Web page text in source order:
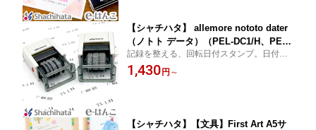
【シャチハタ】 allemore nototo dater
（ノトト データ）（PEL-DC1/H、PEL-
DC2/H） アレモア 西暦日付 欧文日付 ノ
ート スケジュール ライフログ 日記 ToD
記録を整える、回転日付スタンプ。日付は
西暦と欧文の2種類。印面サイズは18×3.6m
mとスリムで、スペースの限られた手帳に
1,430円 ～
【シャチハタ】【文具】First Art A5サ